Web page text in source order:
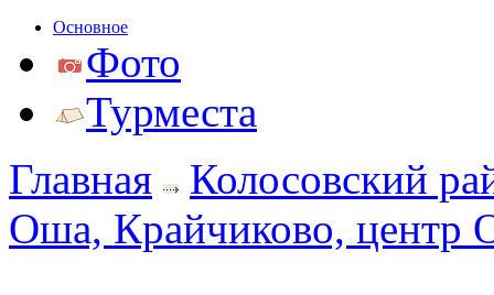
Основное
Фото
Турместа
Главная
Колосовский
Оша, Крайчиково, центр